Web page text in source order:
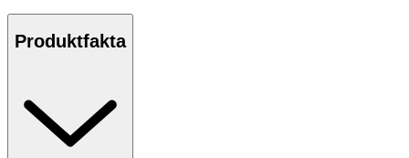
Produktfakta